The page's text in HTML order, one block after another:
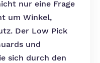
nur eine Frage
um Winkel,
Der Low Pick
und
sich durch den